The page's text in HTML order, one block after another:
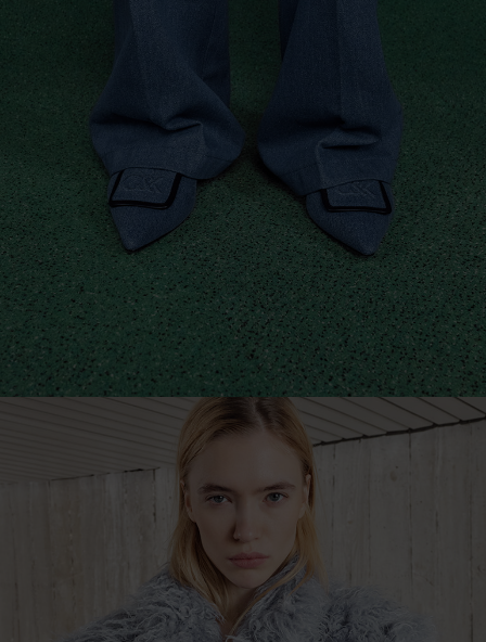
Campaign Lookbook
Shop The Collection